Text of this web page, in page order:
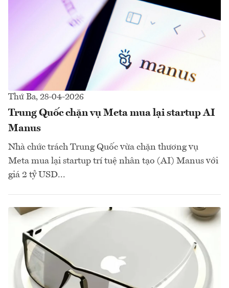
Thứ Ba, 28-04-2026
Trung Quốc chặn vụ Meta mua lại startup AI
Manus
Nhà chức trách Trung Quốc vừa chặn thương vụ
Meta mua lại startup trí tuệ nhân tạo (AI) Manus với
giá 2 tỷ USD...